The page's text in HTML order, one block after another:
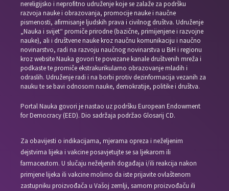
nereligijsko i neprofitno udruženje koje se zalaže za podršku
razvoja nauke i obrazovanja, promocije nauke i naučne
pismenosti, afirmisanje ljudskih prava i civilnog društva. Udruženje
„Nauka i svijet“ promiče prirodne (bazične, primijenjene i razvojne
nauke), ali i društvene nauke kroz naučnu komunikaciju i naučno
novinarstvo, radi na razvoju naučnog novinarstva u BiH i regionu
kroz website Nauka govori te povezane kanale društvenih mreža i
podkaste te promiče ekstrakurikularno obrazovanje mladih i
odraslih. Udruženje radi i na borbi protiv dezinformacija vezanih za
nauku te se bavi odnosom nauke, demokratije, politike i društva.
Portal Nauka govori je nastao uz podršku European Endowment
for Democracy (EED). Dio sadržaja podržao Glosarij CD.
Za obavijesti o indikacijama, mjerama opreza i neželjenim
dejstvima lijeka i vakcine posavjetujte se sa ljekarom ili
farmaceutom. U slučaju neželjenih događaja i/ili reakcija nakon
primjene lijeka ili vakcine molimo da iste prijavite ovlaštenom
zastupniku proizvođača u Vašoj zemlji, samom proizvođaču ili